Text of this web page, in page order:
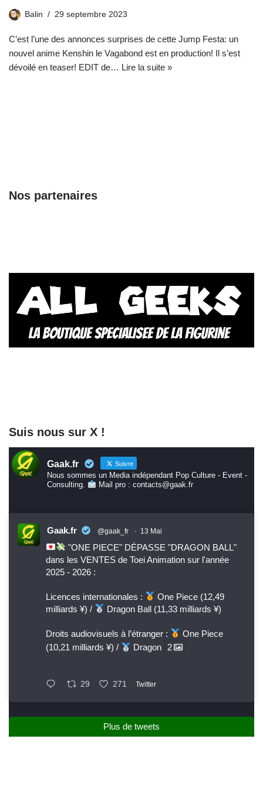
Balin 29 septembre 2023
C’est l’une des annonces surprises de cette Jump Festa: un
nouvel anime Kenshin le Vagabond est en production! Il s’est
dévoilé en teaser! EDIT de… Lire la suite »
Nos partenaires
Suis nous sur X !
Gaak.fr Suivre
Nous sommes un Media indépendant Pop Culture - Event -
Consulting.
Mail pro : contacts@gaak.fr
Gaak.fr @gaak_fr · 13 Mai
"ONE PIECE" DÉPASSE "DRAGON BALL"
dans les VENTES de Toei Animation sur l'année
2025 - 2026 :
Licences internationales :
One Piece (12,49
milliards ¥) /
Dragon Ball (11,33 milliards ¥)
Droits audiovisuels à l’étranger :
One Piece
(10,21 milliards ¥) /
Dragon 2
29 271 Twitter
Plus de tweets